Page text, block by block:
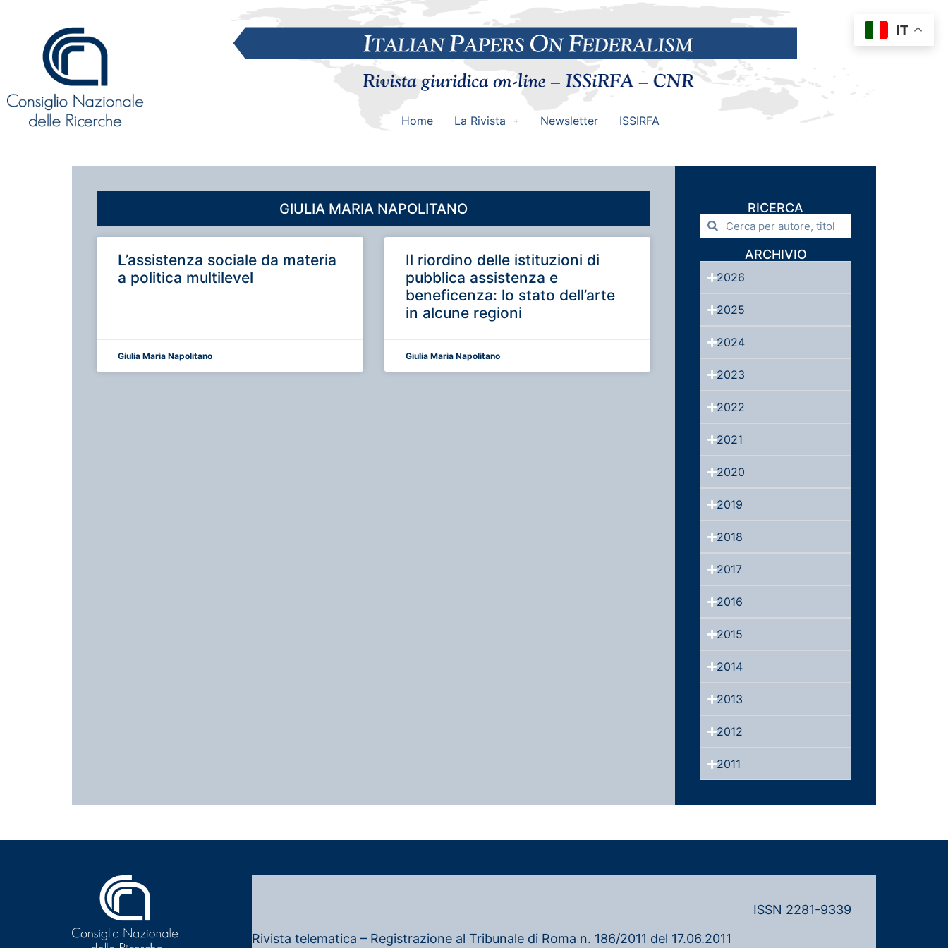
Home La Rivista Newsletter ISSIRFA
GIULIA MARIA NAPOLITANO
L’assistenza sociale da materia
a politica multilevel
Giulia Maria Napolitano
Il riordino delle istituzioni di
pubblica assistenza e
beneficenza: lo stato dell’arte
in alcune regioni
Giulia Maria Napolitano
RICERCA
ARCHIVIO
2026
2025
2024
2023
2022
2021
2020
2019
2018
2017
2016
2015
2014
2013
2012
2011
Rivista telematica – Registrazione al Tribunale di Roma n. 186/2011 del 17.06.2011
ISSN 2281-9339
IT